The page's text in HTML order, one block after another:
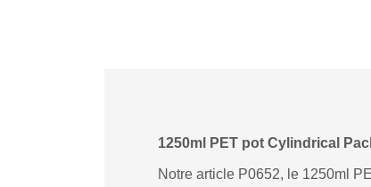
1250ml PET pot Cylindrical
Notre article P0652, le 1250ml